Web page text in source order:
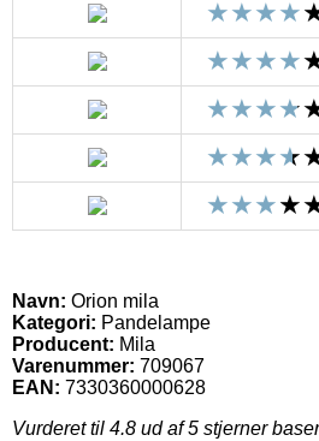
Navn: Orion mila
Kategori: Pandelampe
Producent: Mila
Varenummer: 709067
EAN: 7330360000628
Vurderet til 4.8 ud af 5 stjerner